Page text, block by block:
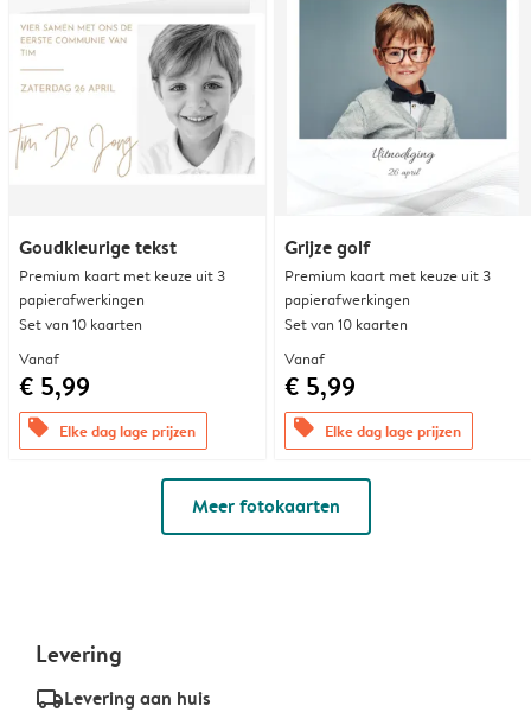
Goudkleurige tekst
Premium kaart met keuze uit 3
papierafwerkingen
Set van 10 kaarten
Vanaf
€ 5,99
offers Elke dag lage prijzen
Grijze golf
Premium kaart met keuze uit 3
papierafwerkingen
Set van 10 kaarten
Vanaf
€ 5,99
offers Elke dag lage prijzen
Meer fotokaarten
Levering
delivery_standard_v2Levering aan huis